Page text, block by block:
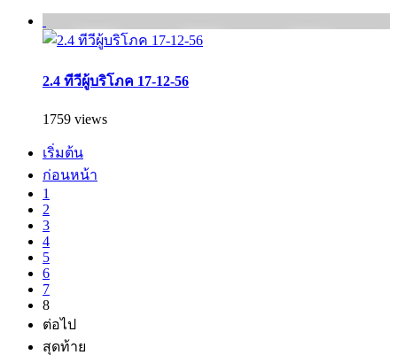
2.4 ทีวีผู้บริโภค 17-12-56
1759 views
เริ่มต้น
ก่อนหน้า
1
2
3
4
5
6
7
8
ต่อไป
สุดท้าย